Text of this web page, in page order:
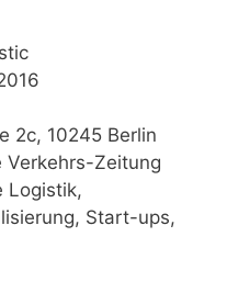
2c, 10245 Berlin
Verkehrs-Zeitung
Logistik,
Start-ups,